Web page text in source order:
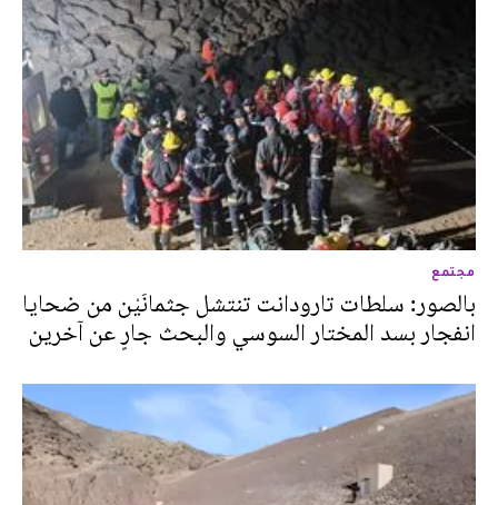
مجتمع
بالصور: سلطات تارودانت تنتشل جثمانَيْن من ضحايا
انفجار بسد المختار السوسي والبحث جارٍ عن آخرين